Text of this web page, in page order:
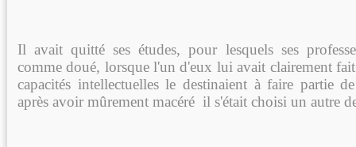
Il avait quitté ses études, pour lesquels ses
comme doué, lorsque l'un d'eux lui avait clairement
capacités intellectuelles le destinaient à faire partie
après avoir mûrement macéré il s'était choisi un autre